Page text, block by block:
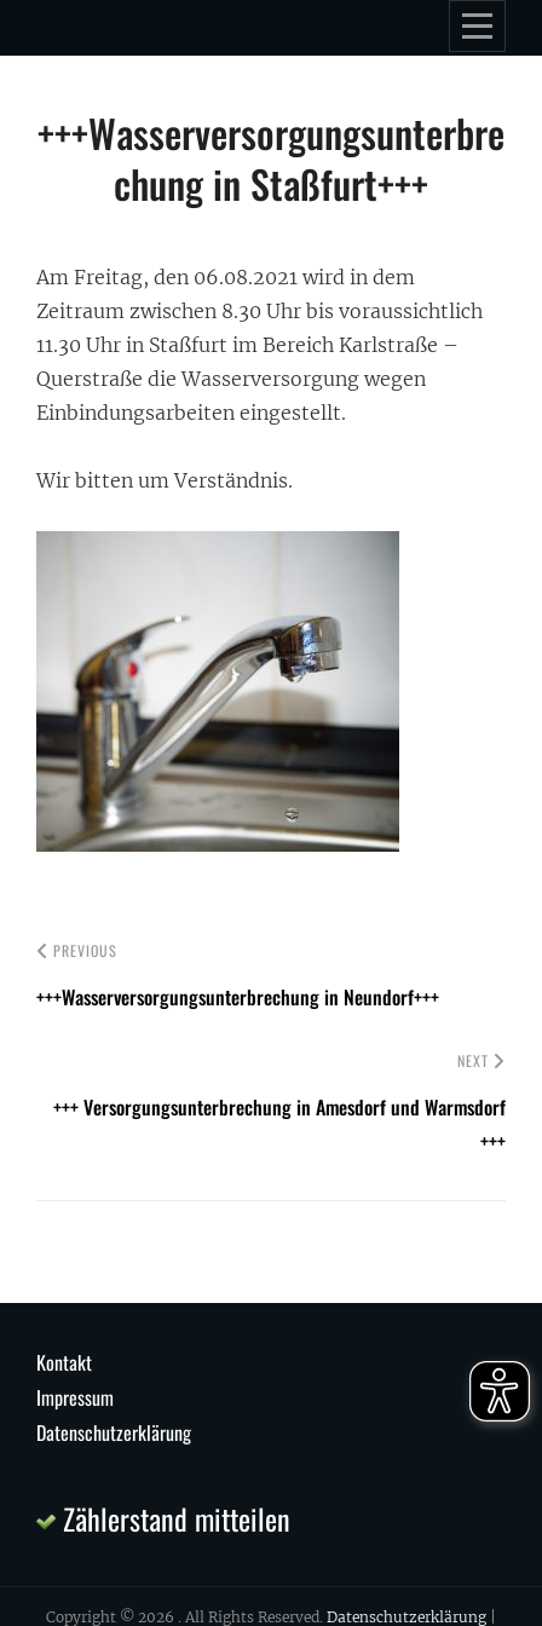
to
+++Wasserversorgungsunterbre
chung in Staßfurt+++
Am Freitag, den 06.08.2021 wird in dem
Zeitraum zwischen 8.30 Uhr bis voraussichtlich
11.30 Uhr in Staßfurt im Bereich Karlstraße –
Querstraße die Wasserversorgung wegen
Einbindungsarbeiten eingestellt.
Wir bitten um Verständnis.
Beitragsnavigation
PREVIOUS
+++Wasserversorgungsunterbrechung in Neundorf+++
NEXT
+++ Versorgungsunterbrechung in Amesdorf und Warmsdorf
+++
Kontakt
Impressum
Datenschutzerklärung
Zählerstand mitteilen
Copyright © 2026 . All Rights Reserved. Datenschutzerklärung